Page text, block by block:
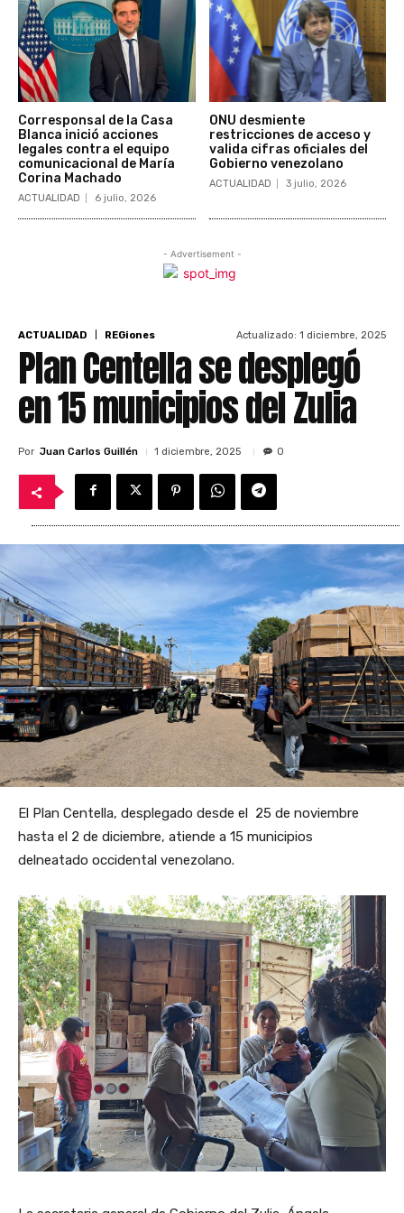
Corresponsal de la Casa
Blanca inició acciones
legales contra el equipo
comunicacional de María
Corina Machado
ACTUALIDAD 6 julio, 2026
ONU desmiente
restricciones de acceso y
valida cifras oficiales del
Gobierno venezolano
ACTUALIDAD 3 julio, 2026
- Advertisement -